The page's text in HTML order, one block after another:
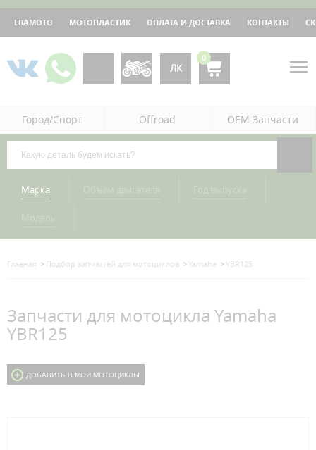
LBAMOTO МОТОПЛАСТИК ОПЛАТА И ДОСТАВКА КОНТАКТЫ
ЛК
0
Город/Спорт Offroad OEM Запчасти
Марка
Главная Подбор запчастей для мотоциклов Yamaha YBR125
Запчасти для мотоцикла Yamaha
YBR125
ДОБАВИТЬ В МОИ МОТОЦИКЛЫ